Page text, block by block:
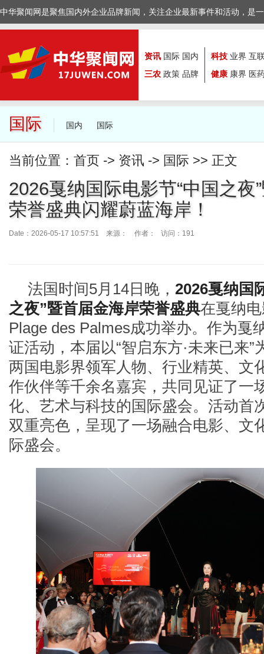
中华聚闻网是聚焦国内外企业品牌新闻，关注企业最新事件和活动，是
资讯 国际 国内
三农 政策 品牌
科技 业界 互
健康 康界 医
国际 国内 国际
当前位置： 首页 -> 资讯 -> 国际 >> 正文
2026戛纳国际电影节“中国之夜
荣誉盛典闪耀蔚蓝海岸！
Date：2026-05-17 10:57:51 来源： 作者： 访问：191
法国时间5月14日晚， 2026戛纳国
之夜”暨首届金海岸荣誉盛典在戛纳
Plage des Palmes成功举办。作为戛
证活动，本届以“智启东方·未来已来”
两国电影界领军人物、行业精英、文
作伙伴等千余名嘉宾，共同见证了一
化、艺术与科技的国际盛会。活动首
双重亮色，呈现了一场融合电影、文
际盛会。